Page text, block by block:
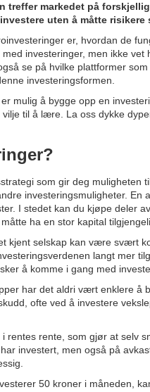
treffer markedet på
uten å måtte risikere
er, hvordan de
investeringer, men ikke
se på hvilke plattformer
investeringsformen.
mulig å bygge opp en
til å lære. La oss dykke
som gir deg
investeringsmuligheter.
I stedet kan du kjøpe deler
ha en stor kapital
kjent selskap kan være svært
langt mer
å komme i gang med
har det aldri vært enklere å
ofte ved å investere
rentes rente, som gjør at selv
investert, men også på
50 kroner i måneden,